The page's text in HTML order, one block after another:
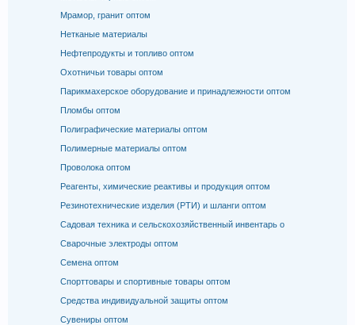
Мрамор, гранит оптом
Нетканые материалы
Нефтепродукты и топливо оптом
Охотничьи товары оптом
Парикмахерское оборудование и принадлежности оптом
Пломбы оптом
Полиграфические материалы оптом
Полимерные материалы оптом
Проволока оптом
Реагенты, химические реактивы и продукция оптом
Резинотехнические изделия (РТИ) и шланги оптом
Садовая техника и сельскохозяйственный инвентарь о
Сварочные электроды оптом
Семена оптом
Спорттовары и спортивные товары оптом
Средства индивидуальной защиты оптом
Сувениры оптом